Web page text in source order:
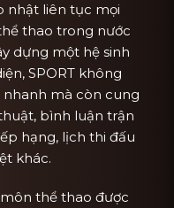
nhật liên tục mọi
thao trong nước
dựng một hệ sinh
SPORT không
mà còn cung
bình luận trận
hạng, lịch thi đấu
khác.
thể thao được